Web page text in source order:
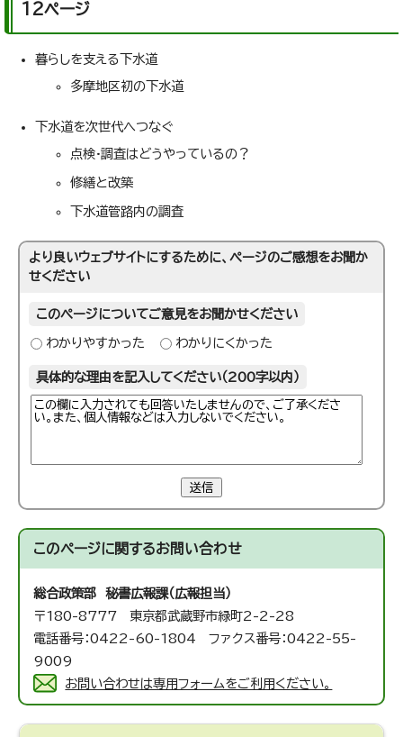
12ページ
暮らしを支える下水道
多摩地区初の下水道
下水道を次世代へつなぐ
点検·調査はどうやっているの？
修繕と改築
下水道管路内の調査
より良いウェブサイトにするために、ページのご感想をお聞か
せください
このページについてご意見をお聞かせください
わかりやすかった わかりにくかった
具体的な理由を記入してください（200字以内）
送信
このページに関するお問い合わせ
総合政策部 秘書広報課（広報担当）
〒180-8777 東京都武蔵野市緑町2-2-28
電話番号：0422-60-1804 ファクス番号：0422-55-
9009
お問い合わせは専用フォームをご利用ください。